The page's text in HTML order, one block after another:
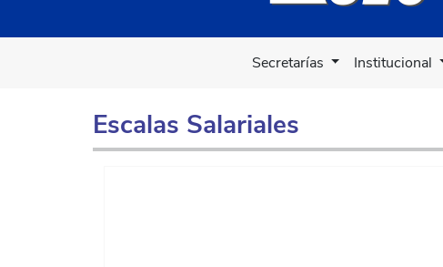
Secretarías Institucional
Escalas Salariales